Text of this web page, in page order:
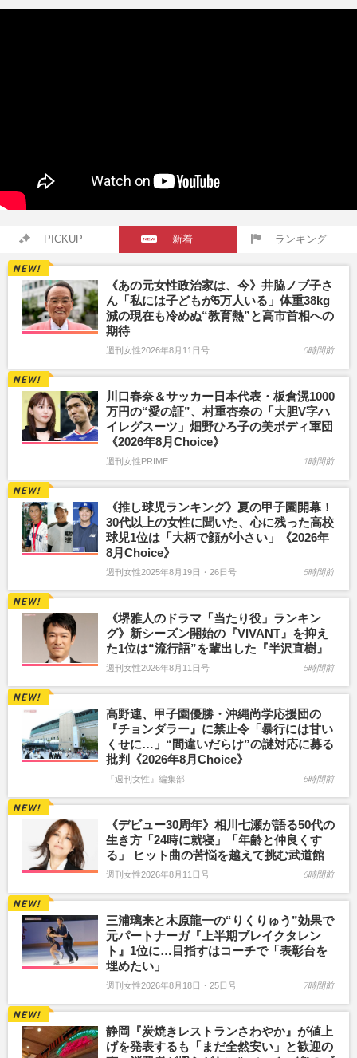
PICKUP 新着 ランキング
《あの元女性政治家は、今》井脇ノブ子さ
ん「私には子どもが5万人いる」体重38kg
減の現在も冷めぬ“教育熱”と高市首相への
期待
週刊女性2026年8月11日号 0時間前
川口春奈＆サッカー日本代表・板倉滉1000
万円の“愛の証”、村重杏奈の「大胆V字ハ
イレグスーツ」畑野ひろ子の美ボディ軍団
《2026年8月Choice》
週刊女性PRIME 1時間前
《推し球児ランキング》夏の甲子園開幕！
30代以上の女性に聞いた、心に残った高校
球児1位は「大柄で顔が小さい」《2026年
8月Choice》
週刊女性2025年8月19日・26日号 5時間前
《堺雅人のドラマ「当たり役」ランキン
グ》新シーズン開始の『VIVANT』を抑え
た1位は“流行語”を輩出した『半沢直樹』
週刊女性2026年8月11日号 5時間前
高野連、甲子園優勝・沖縄尚学応援団の
『チョンダラー』に禁止令「暴行には甘い
くせに…」“間違いだらけ”の謎対応に募る
批判《2026年8月Choice》
『週刊女性』編集部 6時間前
《デビュー30周年》相川七瀬が語る50代の
生き方「24時に就寝」「年齢と仲良くす
る」 ヒット曲の苦悩を越えて挑む武道館
週刊女性2026年8月11日号 6時間前
三浦璃来と木原龍一の“りくりゅう”効果で
元パートナーガ『上半期ブレイクタレン
ト』1位に…目指すはコーチで「表彰台を
埋めたい」
週刊女性2026年8月18日・25日号 7時間前
静岡『炭焼きレストランさわやか』が値上
げを発表するも「まだ全然安い」と歓迎の